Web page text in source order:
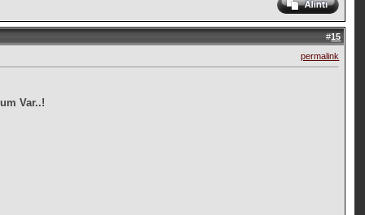
#15
permalink
Var..!